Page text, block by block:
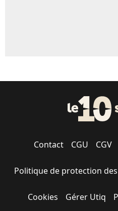
Contact CGU CGV
Politique de protection
Cookies Gérer Utiq